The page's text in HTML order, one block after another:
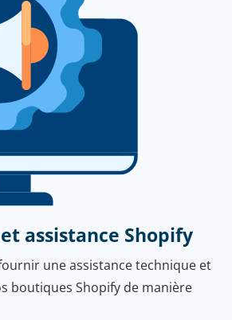
assistance Shopify
une assistance technique et
boutiques Shopify de manière